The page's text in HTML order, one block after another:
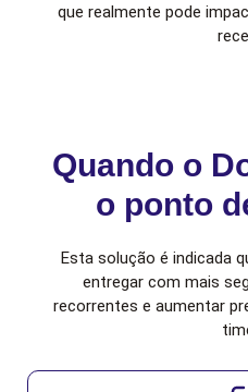
que realmente pode
Quando o
o ponto
Esta solução é indicada
entregar com mais
recorrentes e aumentar